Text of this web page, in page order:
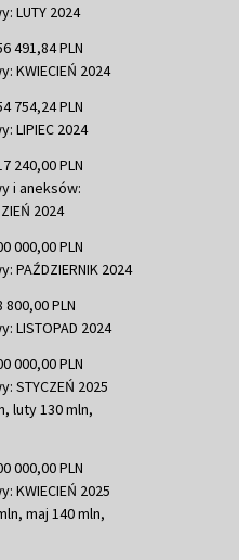
LUTY 2024
491,84 PLN
KWIECIEŃ 2024
754,24 PLN
LIPIEC 2024
240,00 PLN
i aneksów:
2024
000,00 PLN
PAŹDZIERNIK 2024
PLN
LISTOPAD 2024
000,00 PLN
STYCZEŃ 2025
luty 130 mln,
000,00 PLN
KWIECIEŃ 2025
maj 140 mln,